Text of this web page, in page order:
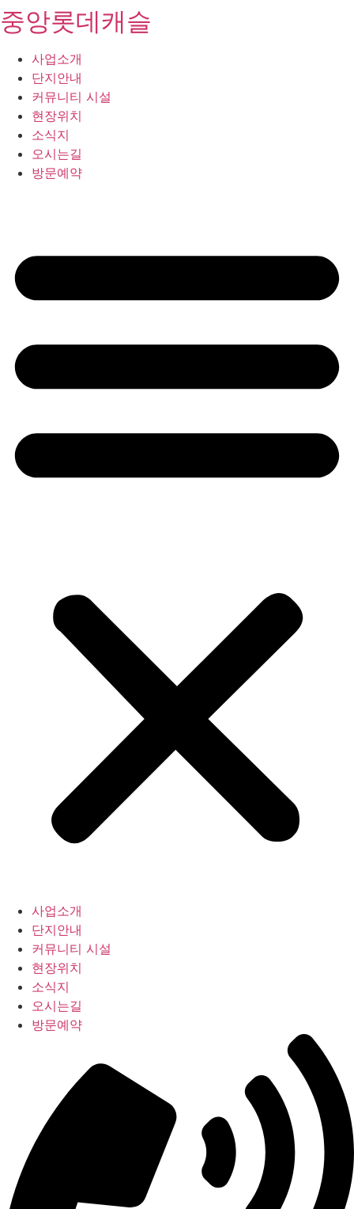
콘
텐
중앙롯데캐슬
사업소개
단지안내
커뮤니티 시설
현장위치
소식지
오시는길
방문예약
사업소개
단지안내
커뮤니티 시설
현장위치
소식지
오시는길
방문예약